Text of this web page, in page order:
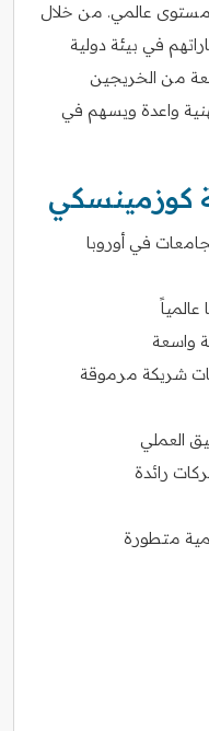
مستوى عالمي. من خلال
في بيئة دولية
من الخريجين
واعدة ويسهم في
كوزمينسكي
في أوروبا
واسعة
شريكة مرموقة
العملي
رائدة
متطورة